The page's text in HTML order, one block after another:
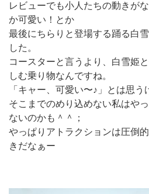
レビューでも小人たちの動きが
か可愛い！とか
最後にちらりと登場する踊る白
した。
コースターと言うより、白雪姫
しむ乗り物なんですね。
「キャー、可愛い〜♪」とは思う
そこまでのめり込めない私はや
ないのかも＾＾；
やっぱりアトラクションは圧倒
きだなぁー